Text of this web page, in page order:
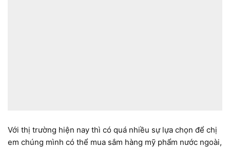
Với thị trường hiện nay thì có quá nhiều sự lựa chọn để chị
em chúng mình có thể mua sắm hàng mỹ phẩm nước ngoài,